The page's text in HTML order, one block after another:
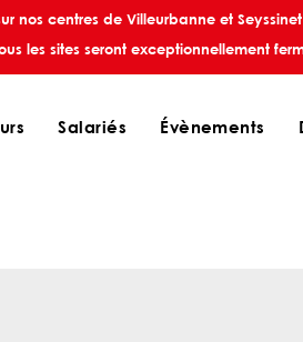
nos centres de Villeurbanne et
les sites seront exceptionnellement
Salariés Évènements